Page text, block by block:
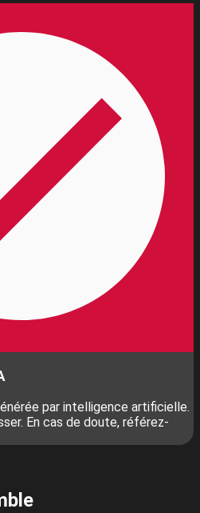
par intelligence artificielle.
En cas de doute, référez-